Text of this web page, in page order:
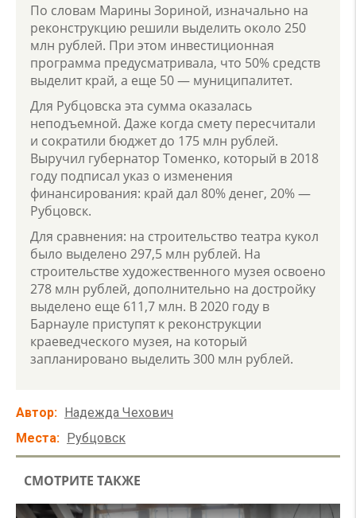
По словам Марины Зориной, изначально на
реконструкцию решили выделить около 250
млн рублей. При этом инвестиционная
программа предусматривала, что 50% средств
выделит край, а еще 50 — муниципалитет.
Для Рубцовска эта сумма оказалась
неподъемной. Даже когда смету пересчитали
и сократили бюджет до 175 млн рублей.
Выручил губернатор Томенко, который в 2018
году подписал указ о изменения
финансирования: край дал 80% денег, 20% —
Рубцовск.
Для сравнения: на строительство театра кукол
было выделено 297,5 млн рублей. На
строительстве художественного музея освоено
278 млн рублей, дополнительно на достройку
выделено еще 611,7 млн. В 2020 году в
Барнауле приступят к реконструкции
краеведческого музея, на который
запланировано выделить 300 млн рублей.
Автор
Надежда Чехович
Места
Рубцовск
СМОТРИТЕ ТАКЖЕ